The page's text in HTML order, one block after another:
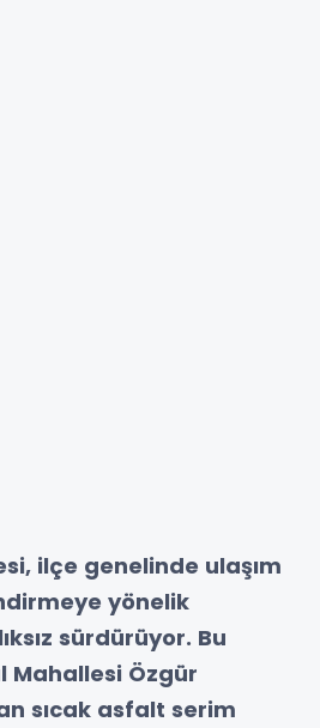
ilçe genelinde ulaşım
yönelik
sürdürüyor. Bu
Özgür
sıcak asfalt serim